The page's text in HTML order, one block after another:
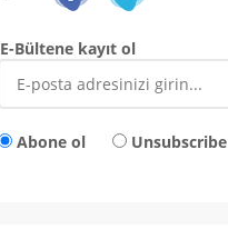
E-Bültene kayıt ol
Abone ol Unsubscribe